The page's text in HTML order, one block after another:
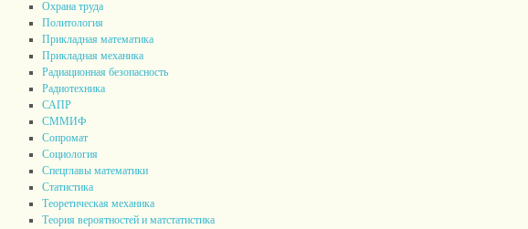
Охрана труда
Политология
Прикладная математика
Прикладная механика
Радиационная безопасность
Радиотехника
САПР
СММИФ
Сопромат
Социология
Спецглавы математики
Статистика
Теоретическая механика
Теория вероятностей и матстатистика